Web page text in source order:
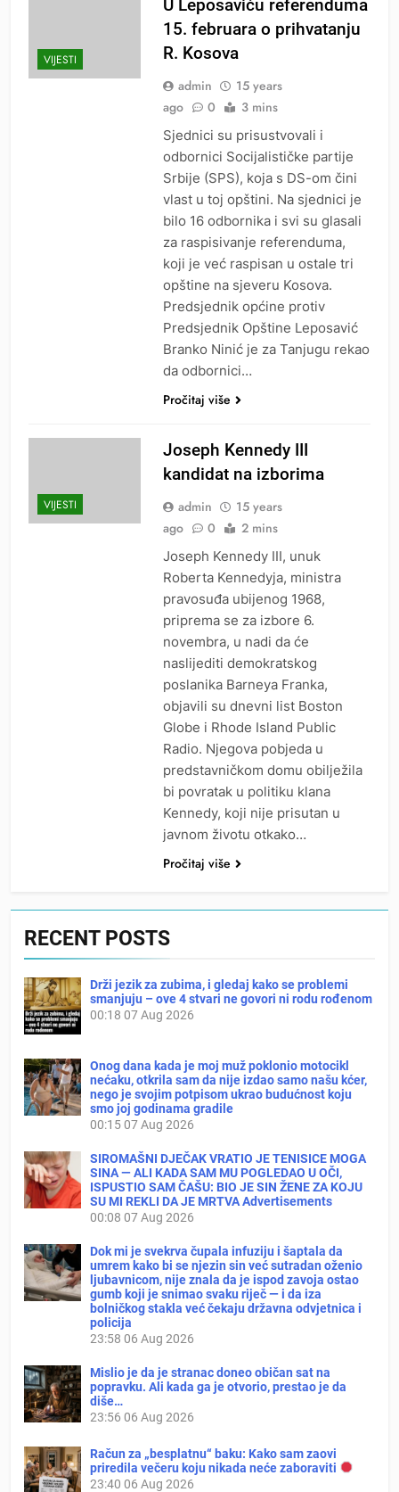
VIJESTI
U Leposaviću referenduma
15. februara o prihvatanju
R. Kosova
admin
15 years
ago
0 3 mins
Sjednici su prisustvovali i
odbornici Socijalističke partije
Srbije (SPS), koja s DS-om čini
vlast u toj opštini. Na sjednici je
bilo 16 odbornika i svi su glasali
za raspisivanje referenduma,
koji je već raspisan u ostale tri
opštine na sjeveru Kosova.
Predsjednik općine protiv
Predsjednik Opštine Leposavić
Branko Ninić je za Tanjugu rekao
da odbornici…
Pročitaj više
VIJESTI
Joseph Kennedy III
kandidat na izborima
admin
15 years
ago
0 2 mins
Joseph Kennedy III, unuk
Roberta Kennedyja, ministra
pravosuđa ubijenog 1968,
priprema se za izbore 6.
novembra, u nadi da će
naslijediti demokratskog
poslanika Barneya Franka,
objavili su dnevni list Boston
Globe i Rhode Island Public
Radio. Njegova pobjeda u
predstavničkom domu obilježila
bi povratak u politiku klana
Kennedy, koji nije prisutan u
javnom životu otkako…
Pročitaj više
RECENT POSTS
Drži jezik za zubima, i gledaj kako se problemi
smanjuju – ove 4 stvari ne govori ni rodu rođenom
00:18 07 Aug 2026
Onog dana kada je moj muž poklonio motocikl
nećaku, otkrila sam da nije izdao samo našu kćer,
nego je svojim potpisom ukrao budućnost koju
smo joj godinama gradile
00:1507 Aug 2026
SIROMAŠNI DJEČAK VRATIO JE TENISICE MOGA
SINA — ALI KADA SAM MU POGLEDAO U OČI,
ISPUSTIO SAM ČAŠU: BIO JE SIN ŽENE ZA KOJU
SU MI REKLI DA JE MRTVA Advertisements
00:08 07 Aug 2026
Dok mi je svekrva čupala infuziju i šaptala da
umrem kako bi se njezin sin već sutradan oženio
ljubavnicom, nije znala da je ispod zavoja ostao
gumb koji je snimao svaku riječ — i da iza
bolničkog stakla već čekaju državna odvjetnica i
policija
23:58 06 Aug 2026
Mislio je da je stranac doneo običan sat na
popravku. Ali kada ga je otvorio, prestao je da
diše…
23:56 06 Aug 2026
Račun za „besplatnu“ baku: Kako sam zaovi
priredila večeru koju nikada neće zaboraviti
23:40 06 Aug 2026